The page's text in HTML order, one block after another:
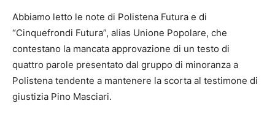
Abbiamo letto le note di Polistena Futura e di
“Cinquefrondi Futura”, alias Unione Popolare, che
contestano la mancata approvazione di un testo di
quattro parole presentato dal gruppo di minoranza a
Polistena tendente a mantenere la scorta al testimone di
giustizia Pino Masciari.